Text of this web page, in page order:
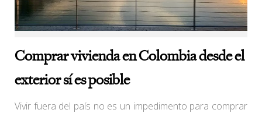
Comprar vivienda en Colombia desde el
exterior sí es posible
Vivir fuera del país no es un impedimento para comprar